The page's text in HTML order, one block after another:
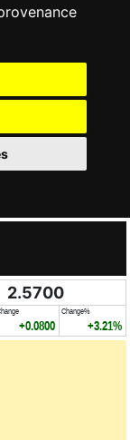
2.5700
+0.0800
Change%
+3.21%